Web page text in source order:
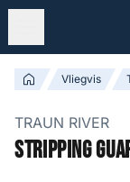
Vliegvis
TRAUN RIVER
Stripping